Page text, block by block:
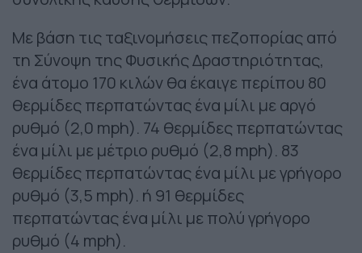
Με βάση τις ταξινομήσεις πεζοπορίας από
τη Σύνοψη της Φυσικής Δραστηριότητας,
ένα άτομο 170 κιλών θα έκαιγε περίπου 80
θερμίδες περπατώντας ένα μίλι με αργό
ρυθμό (2,0 mph). 74 θερμίδες περπατώντας
ένα μίλι με μέτριο ρυθμό (2,8 mph). 83
θερμίδες περπατώντας ένα μίλι με γρήγορο
ρυθμό (3,5 mph). ή 91 θερμίδες
περπατώντας ένα μίλι με πολύ γρήγορο
ρυθμό (4 mph).